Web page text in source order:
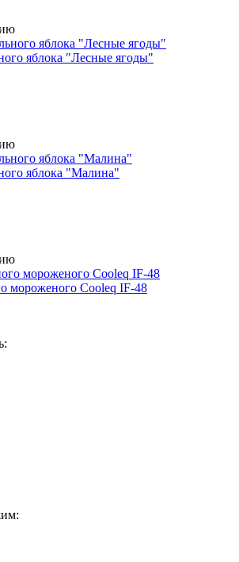
яблока "Лесные ягоды"
яблока "Малина"
мороженого Cooleq IF-48